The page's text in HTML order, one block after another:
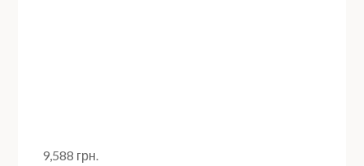
9,588 грн.